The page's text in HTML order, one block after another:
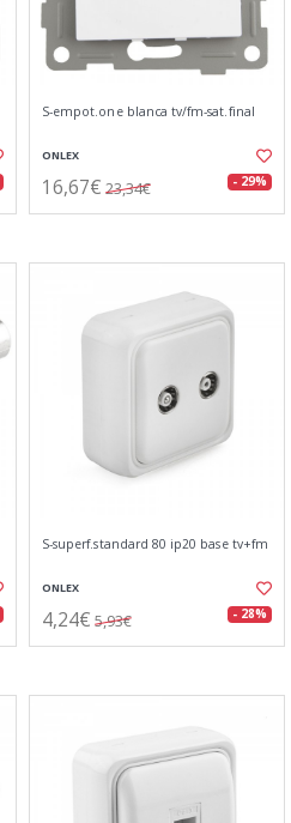
S-empot.one blanca tv/fm-sat.final
ONLEX
16,67€ 23,34€ - 29%
S-superf.standard 80 ip20 base tv+fm
ONLEX
4,24€ 5,93€ - 28%